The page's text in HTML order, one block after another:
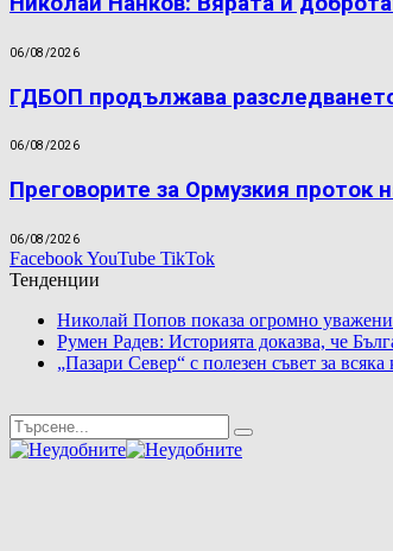
06/08/2026
ГДБОП продължава
06/08/2026
Преговорите за Ормузкия проток
06/08/2026
FacebookYouTube TikTok
Тенденции
Николай Попов показа огромно
Румен Радев: Историята доказва, че
„Пазари Север“ с полезен съвет за